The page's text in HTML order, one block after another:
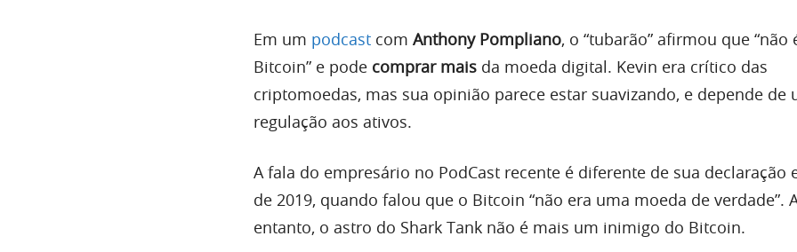
Em um podcast com Anthony Pompliano, o “tubarão” afirmou que “não
Bitcoin” e pode comprar mais da moeda digital. Kevin era crítico das
criptomoedas, mas sua opinião parece estar suavizando, e depende de
regulação aos ativos.
A fala do empresário no PodCast recente é diferente de sua declaração
de 2019, quando falou que o Bitcoin “não era uma moeda de verdade”.
entanto, o astro do Shark Tank não é mais um inimigo do Bitcoin.